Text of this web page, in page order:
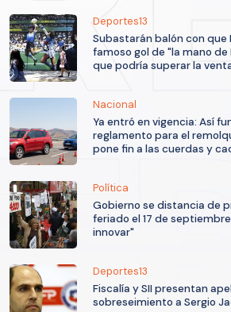
Deportes13
Subastarán balón con que
famoso gol de "la mano de
que podría superar la
Nacional
Ya entró en vigencia: Así
reglamento para el
pone fin a las cuerdas y
Política
Gobierno se distancia de
feriado el 17 de
innovar"
Deportes13
Fiscalía y SII presentan
sobreseimiento a Sergio